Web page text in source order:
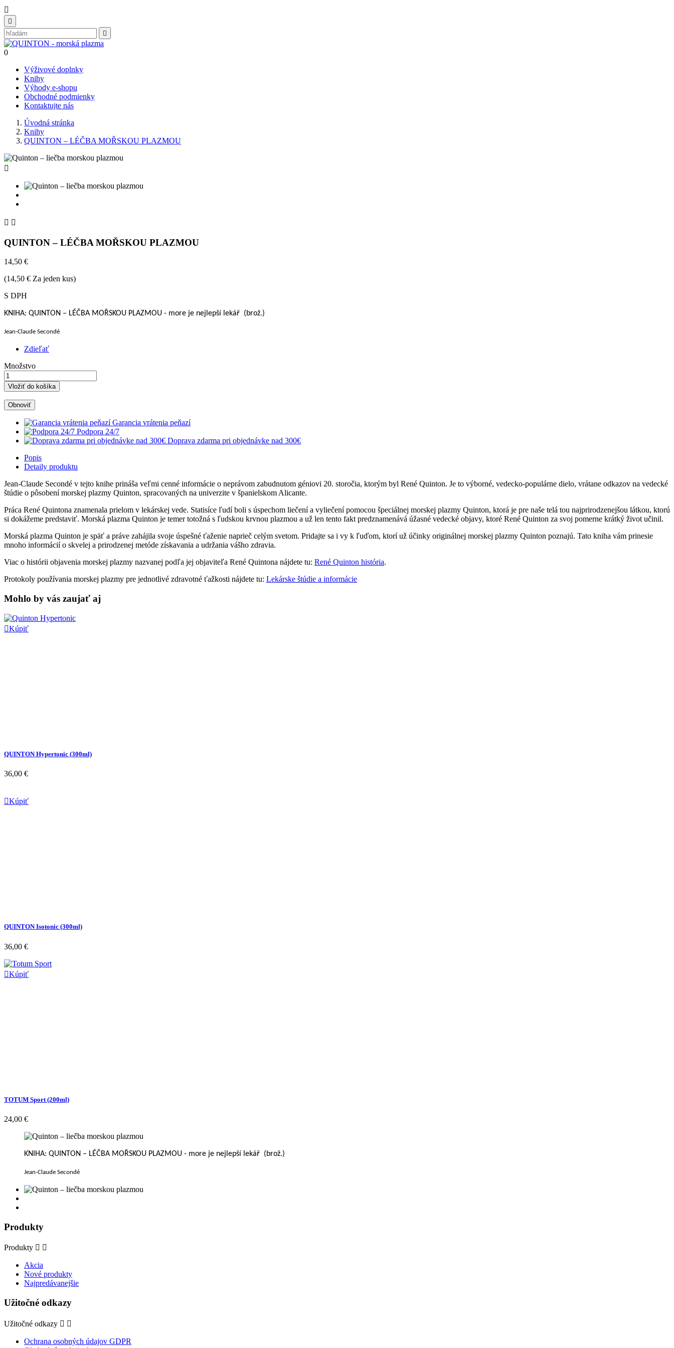



0
Výživové doplnky
Knihy
Výhody e-shopu
Obchodné podmienky
Kontaktujte nás
Úvodná stránka
Knihy
QUINTON – LÉČBA MOŘSKOU PLAZMOU

 
QUINTON – LÉČBA MOŘSKOU PLAZMOU
14,50 €
(14,50 € Za jeden kus)
S DPH
KNIHA: QUINTON – LÉČBA MOŘSKOU PLAZMOU - more je nejlepší lekář (brož.)
Jean-Claude Secondé
Zdieľať
Množstvo
Vložiť do košíka
Garancia vrátenia peňazí
Podpora 24/7
Doprava zdarma pri objednávke nad 300€
Popis
Detaily produktu
Jean-Claude Secondé v tejto knihe prináša veľmi cenné informácie o neprávom zabudnutom géniovi 20. storočia, ktorým byl René Quinton. Je to výborné, vedecko-populárne dielo, vrátane odkazov na vedecké
štúdie o pôsobení morskej plazmy Quinton, spracovaných na univerzite v španielskom Alicante.
Práca René Quintona znamenala prielom v lekárskej vede. Statisíce ľudí boli s úspechom liečení a vyliečení pomocou špeciálnej morskej plazmy Quinton, ktorá je pre naše telá tou najprirodzenejšou látkou, ktorú
si dokážeme predstaviť. Morská plazma Quinton je temer totožná s ľudskou krvnou plazmou a už len tento fakt predznamenává úžasné vedecké objavy, ktoré René Quinton za svoj pomerne krátký život učinil.
Morská plazma Quinton je späť a práve zahájila svoje úspešné ťaženie naprieč celým svetom. Pridajte sa i vy k ľuďom, ktorí už účinky originálnej morskej plazmy Quinton poznajú. Tato kniha vám prinesie
mnoho informácií o skvelej a prirodzenej metóde získavania a udržania vášho zdravia.
Viac o histórii objavenia morskej plazmy nazvanej podľa jej objaviteľa René Quintona nájdete tu: René Quinton história.
Protokoly používania morskej plazmy pre jednotlivé zdravotné ťažkosti nájdete tu: Lekárske štúdie a informácie
Mohlo by vás zaujať aj
Kúpiť
QUINTON Hypertonic (300ml)
36,00 €
Kúpiť
QUINTON Isotonic (300ml)
36,00 €
Kúpiť
TOTUM Sport (200ml)
24,00 €
KNIHA: QUINTON – LÉČBA MOŘSKOU PLAZMOU - more je nejlepší lekář (brož.)
Jean-Claude Secondé
Produkty
Produkty  
Akcia
Nové produkty
Najpredávanejšie
Užitočné odkazy
Užitočné odkazy  
Ochrana osobných údajov GDPR